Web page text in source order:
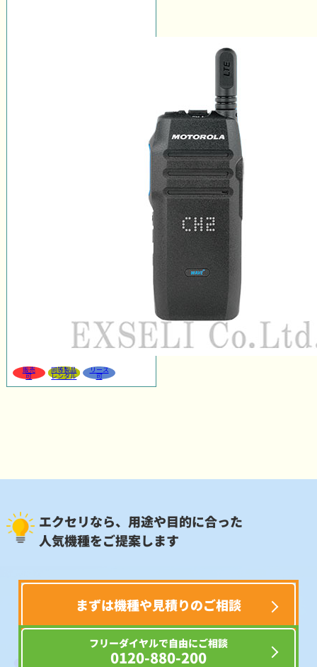
販売
可
同等製品
レンタル
リース
可
エクセリなら、用途や目的に合った
人気機種をご提案します
まずは機種や見積りのご相談
フリーダイヤルで自由にご相談
0120-880-200